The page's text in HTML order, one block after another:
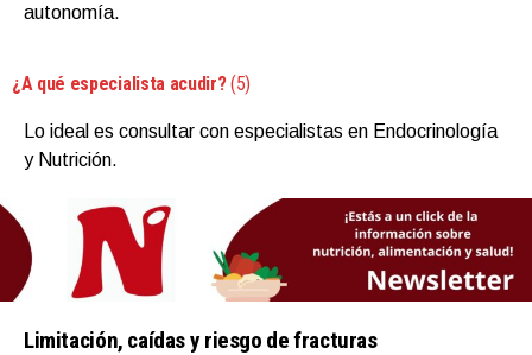
autonomía.
¿A qué especialista acudir?(5)
Lo ideal es consultar con especialistas en Endocrinología
y Nutrición.
Limitación, caídas y riesgo de fracturas